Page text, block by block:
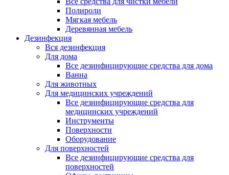
Полироли
Мягкая мебель
Деревянная мебель
Дезинфекция
Вся дезинфекция
Для дома
Все дезинфицирующие средства для дома
Ванна
Для животных
Для медицинских учреждений
Все дезинфицирующие средства для
медицинских учреждений
Инструменты
Поверхности
Оборудование
Для поверхностей
Все дезинфицирующие средства для
поверхностей